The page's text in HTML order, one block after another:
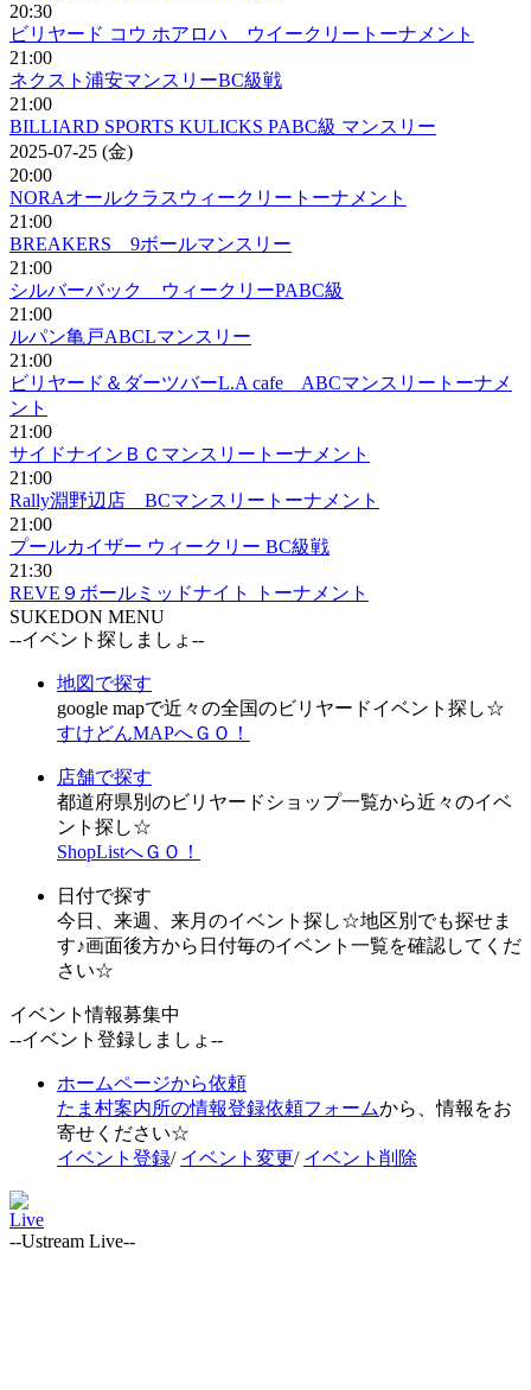
20:30
ビリヤード コウ ホアロハ ウイークリートーナメント
21:00
ネクスト浦安マンスリーBC級戦
21:00
BILLIARD SPORTS KULICKS PABC級 マンスリー
2025-07-25 (金)
20:00
NORAオールクラスウィークリートーナメント
21:00
BREAKERS 9ボールマンスリー
21:00
シルバーバック ウィークリーPABC級
21:00
ルパン亀戸ABCLマンスリー
21:00
ビリヤード＆ダーツバーL.A cafe ABCマンスリートーナメ
ント
21:00
サイドナインＢＣマンスリートーナメント
21:00
Rally淵野辺店 BCマンスリートーナメント
21:00
プールカイザー ウィークリー BC級戦
21:30
REVE９ボールミッドナイト トーナメント
SUKEDON MENU
--イベント探しましょ--
地図で探す
google mapで近々の全国のビリヤードイベント探し☆
すけどんMAPへＧＯ！
店舗で探す
都道府県別のビリヤードショップ一覧から近々のイベ
ント探し☆
ShopListへＧＯ！
日付で探す
今日、来週、来月のイベント探し☆地区別でも探せま
す♪画面後方から日付毎のイベント一覧を確認してくだ
さい☆
イベント情報募集中
--イベント登録しましょ--
ホームページから依頼
たま村案内所の情報登録依頼フォームから、情報をお
寄せください☆
イベント登録/ イベント変更/ イベント削除
Live
--Ustream Live--